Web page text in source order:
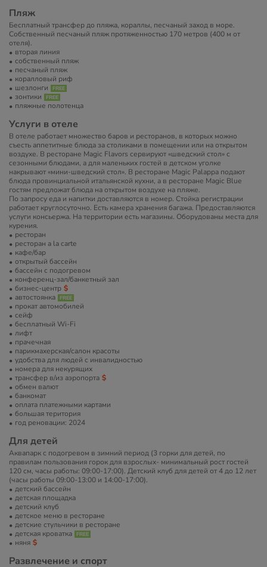
Пляж
Бесплатный трансфер до пляжа, кораллы, песчаный заход в море.
Собственный песчаный пляж протяженностью 170 метров (400 м от
отеля).
вторая линия
собственный пляж
песчаный пляж
коралловый риф
шезлонги
зонтики
пляжные полотенца
Услуги в отеле
В отеле работает множество баров и ресторанов, в которых можно
съесть аппетитные блюда за столиками в помещении или на открытом
воздухе. В ресторане Magic Flavors сервируют «шведский стол» с
сезонными блюдами, а для маленьких гостей в детском уголке
накрывают «мини-шведский стол». В ресторане Magic Palappa подают
блюда провинциальной итальянской кухни, а в ресторане Magic Blue
гостям предложат блюда на открытом воздухе на пляже.
По запросу еда и напитки доставляются в номер. Стойка регистрации
работает круглосуточно. Есть камера хранения багажа. Предоставляются
услуги консьержа. На территории есть магазины. Оборудованы места для
курения.
ресторан
ресторан a la carte
кафе/бар
открытый бассейн
бассейн с подогревом
конференц-зал/банкетный зал
бизнес-центр
автостоянка
прокат автомобилей
сейф
бесплатный Wi-Fi
лифт
прачечная
парикмахерская/салон красоты
удобства для людей с инвалидностью
номера для некурящих
трансфер в/из аэропорта
обмен валют
банкомат
оплата платежными картами
большая територия
год реновации: 2024
Для детей
Аквапарк с подогревом в зимний период (3 горки для детей, по
правилам пользования горок для взрослых- минимальный рост гостей
120 см, часы работы: 09:00-17:00). Детский клуб для детей от 4 до 12 лет
(часы работы 09:00-13:00 и 14:00-17:00).
детский бассейн
детская площадка
детский клуб
детское меню в ресторане
детские стульчики в ресторане
детская кроватка
няня
Развлечение и спорт